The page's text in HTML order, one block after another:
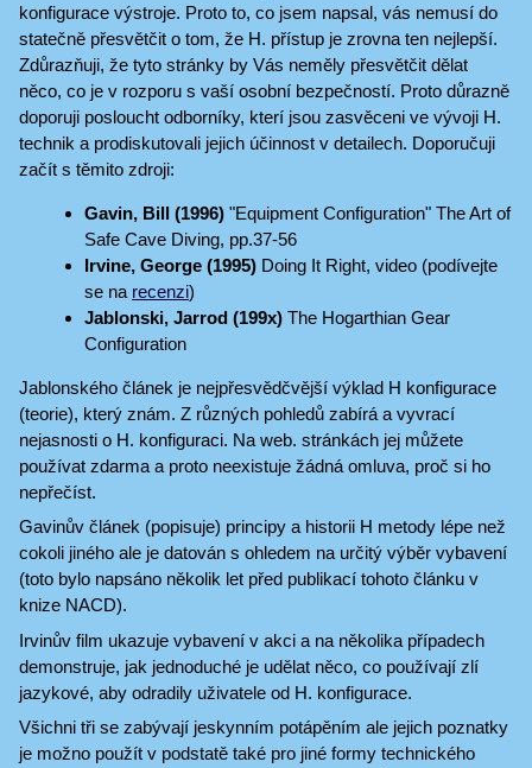
konfigurace výstroje. Proto to, co jsem napsal, vás nemusí do
statečně přesvětčit o tom, že H. přístup je zrovna ten nejlepší.
Zdůrazňuji, že tyto stránky by Vás neměly přesvětčit dělat
něco, co je v rozporu s vaší osobní bezpečností. Proto důrazně
doporuji posloucht odborníky, kterí jsou zasvěceni ve vývoji H.
technik a prodiskutovali jejich účinnost v detailech. Doporučuji
začít s těmito zdroji:
Gavin, Bill (1996) "Equipment Configuration" The Art of
Safe Cave Diving, pp.37-56
Irvine, George (1995) Doing It Right, video (podívejte
se na recenzi)
Jablonski, Jarrod (199x) The Hogarthian Gear
Configuration
Jablonského článek je nejpřesvědčvější výklad H konfigurace
(teorie), který znám. Z různých pohledů zabírá a vyvrací
nejasnosti o H. konfiguraci. Na web. stránkách jej můžete
používat zdarma a proto neexistuje žádná omluva, proč si ho
nepřečíst.
Gavinův článek (popisuje) principy a historii H metody lépe než
cokoli jiného ale je datován s ohledem na určitý výběr vybavení
(toto bylo napsáno několik let před publikací tohoto článku v
knize NACD).
Irvinův film ukazuje vybavení v akci a na několika případech
demonstruje, jak jednoduché je udělat něco, co používají zlí
jazykové, aby odradily uživatele od H. konfigurace.
Všichni tři se zabývají jeskynním potápěním ale jejich poznatky
je možno použít v podstatě také pro jiné formy technického